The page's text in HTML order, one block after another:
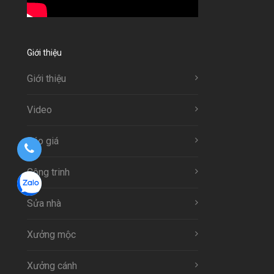
Giới thiệu
Giới thiệu
Video
Báo giá
Công trinh
Sửa nhà
Xưởng mộc
Xưởng cánh